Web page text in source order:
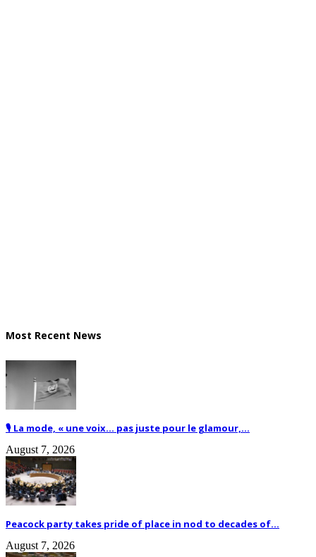
Most Recent News
🎙️ La mode, « une voix… pas juste pour le glamour,...
August 7, 2026
Peacock party takes pride of place in nod to decades of...
August 7, 2026